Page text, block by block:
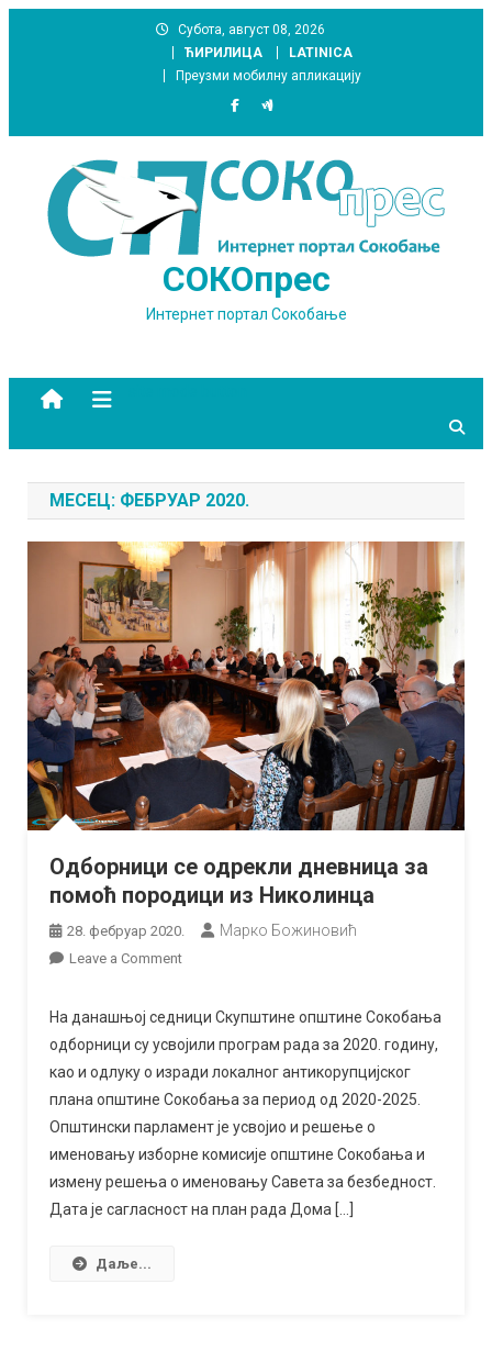
Субота, август 08, 2026
ЋИРИЛИЦА
LATINICA
Преузми мобилну апликацију
СОКОпрес
Интернет портал Сокобање
МЕСЕЦ: ФЕБРУАР 2020.
Одборници се одрекли дневница за
помоћ породици из Николинца
28. фебруар 2020. Марко Божиновић
Leave a Commenton
дневница
за
помоћ
породици
из
Николинца
На данашњој седници Скупштине општине Сокобања
одборници су усвојили програм рада за 2020. годину,
као и одлуку о изради локалног антикорупцијског
плана општине Сокобања за период од 2020-2025.
Општински парламент је усвојио и решење о
именовању изборне комисије општине Сокобања и
измену решења о именовању Савета за безбедност.
Дата је сагласност на план рада Дома […]
Даље...